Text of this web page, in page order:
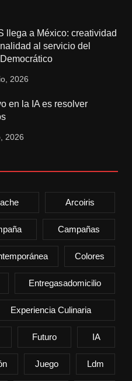
llega a México: creatividad
al servicio del
2026
en la IA es resolver
2026
Arcoiris
Campañas
Colores
Entregasadomicilio
Experiencia Culinaria
Futuro IA
Juego Ldm